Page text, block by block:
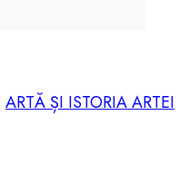
ARTĂ ȘI ISTORIA ARTEI